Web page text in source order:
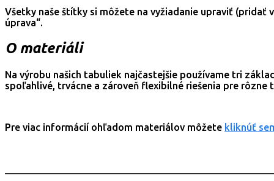
Všetky naše štítky si môžete na vyžiadanie upraviť
úprava“.
O materiáli
Na výrobu našich tabuliek najčastejšie používame tri
spoľahlivé, trvácne a zároveň flexibilné riešenia pre
Pre viac informácií ohľadom materiálov môžete kliknúť